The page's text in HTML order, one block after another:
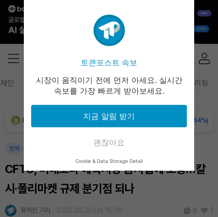
인 테크 경제 마켓 정책 정치 인사이트 브리핑
XRP (XRP)
Hyperliquid (HYPE) ₩79,568
Dogecoin (DOGE) (-0.64%)
정책
CFTC, 미네소타 예측시장 금지법에 소송…칼
시·폴리마켓 규제 분기점 되나
류하진 기자 2026.05.20 (수) 16:06 0 1
토큰포스트 속보
시장이 움직이기 전에 먼저 아세요. 실시간
속보를 가장 빠르게 받아보세요.
지금 알림 받기
괜찮아요
Cookie & Data Storage Detail